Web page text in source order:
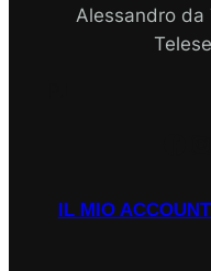
Alessandro da
IL MIO ACCOUNT